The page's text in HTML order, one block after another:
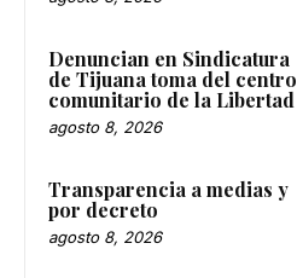
Denuncian en Sindicatura
de Tijuana toma del centro
comunitario de la Libertad
agosto 8, 2026
Transparencia a medias y
por decreto
agosto 8, 2026